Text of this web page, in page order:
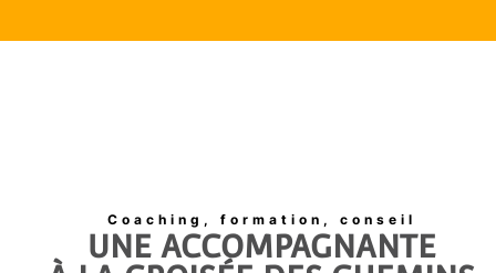
Coaching, formation, conseil
UNE ACCOMPAGNANTE